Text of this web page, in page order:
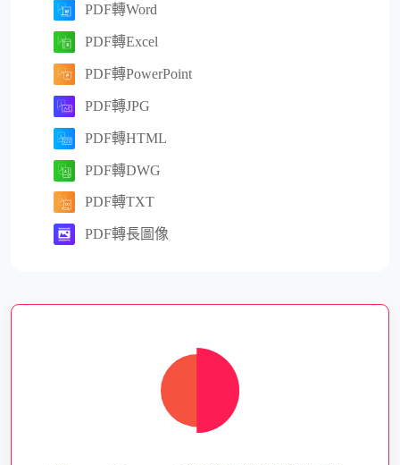
PDF轉Word
PDF轉Excel
PDF轉PowerPoint
PDF轉JPG
PDF轉HTML
PDF轉DWG
PDF轉TXT
PDF轉長圖像